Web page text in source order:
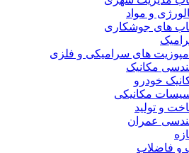
و مواد
های جوشکاری
های سرامیکی و فلزی
مکانیک
خودرو
مکانیکی
و تولید
عمران
و فاضلاب